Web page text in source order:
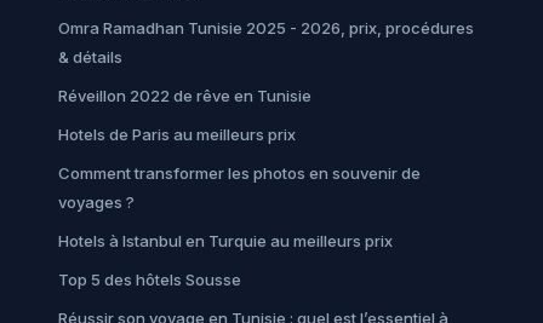
Omra Ramadhan Tunisie 2025 - 2026, prix, procédures
& détails
Réveillon 2022 de rêve en Tunisie
Hotels de Paris au meilleurs prix
Comment transformer les photos en souvenir de
voyages ?
Hotels à Istanbul en Turquie au meilleurs prix
Top 5 des hôtels Sousse
Réussir son voyage en Tunisie : quel est l’essentiel à